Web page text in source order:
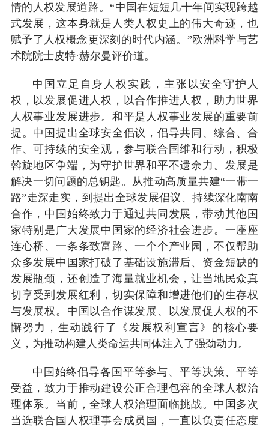
情的人权发展道路。“中国在短短几十年间实现跨越
式发展，这本身就是人类人权史上的伟大奇迹，也
赋予了人权概念更深刻的时代内涵。”欧洲科学与艺
术院院士皮特·赫尔曼评价道。
中国立足自身人权实践，主张以安全守护人
权，以发展促进人权，以合作推进人权，助力世界
人权事业发展进步。和平是人权事业发展的重要前
提。中国提出全球安全倡议，倡导共同、综合、合
作、可持续的安全观，参与联合国维和行动，积极
斡旋地区争端，为守护世界和平不遗余力。发展是
解决一切问题的总钥匙。从推动高质量共建“一带一
路”走深走实，到提出全球发展倡议、持续深化南南
合作，中国始终致力于通过共同发展，带动其他国
家特别是广大发展中国家的经济社会进步。一座座
连心桥、一条条致富路、一个个产业园，不仅帮助
众多发展中国家打破了基础设施滞后、资金短缺的
发展瓶颈，还创造了海量就业机会，让当地民众真
切享受到发展红利，切实保障和增进他们的生存权
与发展权。中国以合作谋发展、以发展促人权的不
懈努力，生动践行了《发展权利宣言》的核心要
义，为推动构建人类命运共同体注入了强劲动力。
中国始终倡导各国平等参与、平等决策、平等
受益，致力于推动建设公正合理包容的全球人权治
理体系。当前，全球人权治理面临挑战。中国多次
当选联合国人权理事会成员国，一直以负责任态度